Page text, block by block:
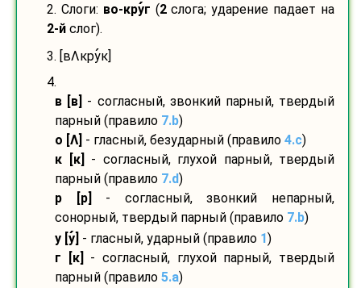
2. Слоги: во-круг (2слога; ударение падает на
2-й слог).
3. [вΛкрук]
4.
в [в]
- согласный, звонкий парный, твердый
парный (правило 7.b)
о [Λ] - гласный, безударный (правило 4.c)
к [к]
- согласный, глухой парный, твердый
парный (правило 7.d)
р [р]
- согласный, звонкий непарный,
сонорный, твердый парный (правило 7.b)
у [у - гласный, ударный (правило 1)
г [к]
- согласный, глухой парный, твердый
парный (правило 5.a)